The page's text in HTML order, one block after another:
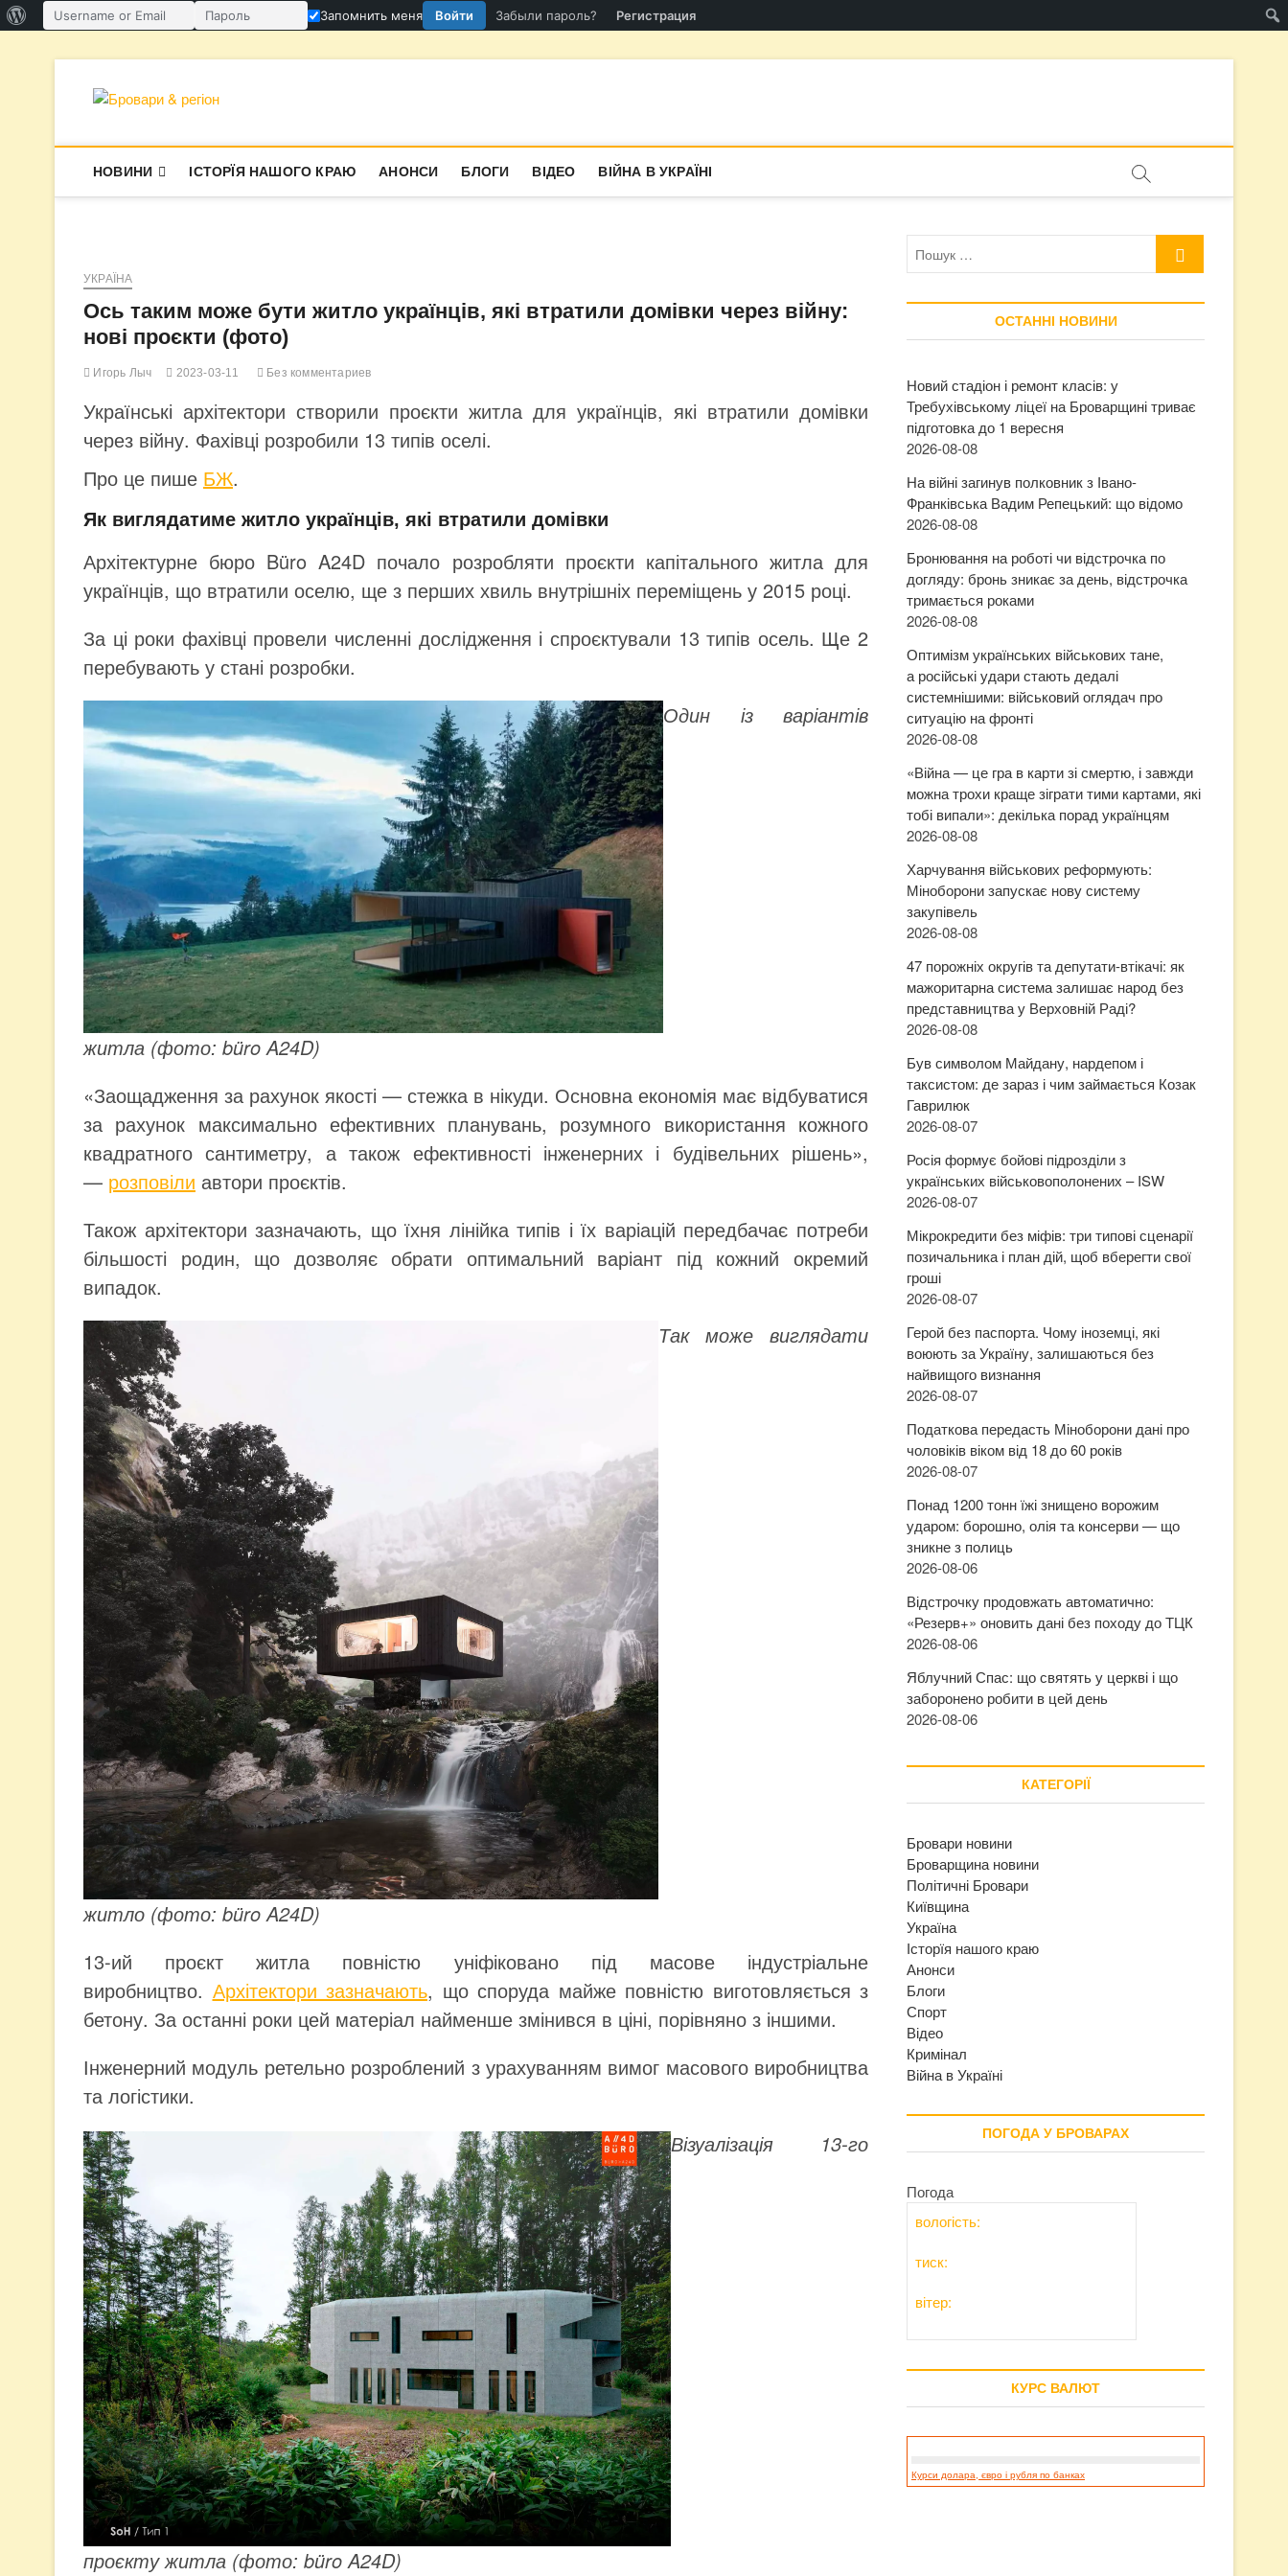
Имя пользователя или email
Пароль
Запомнить меня Войти Забыли пароль? Регистрация
содержимому
НОВИНИ ІСТОРЇЯ НАШОГО КРАЮ АНОНСИ БЛОГИ ВІДЕО ВІЙНА В УКРАЇНІ
УКРАЇНА
Ось таким може бути житло українців, які втратили домівки через війну:
нові проєкти (фото)
Игорь Лыч 2023-03-11 Без комментариев
Українські архітектори створили проєкти житла для українців, які втратили домівки
через війну. Фахівці розробили 13 типів оселі.
Про це пише БЖ.
Як виглядатиме житло українців, які втратили домівки
Архітектурне бюро Büro A24D почало розробляти проєкти капітального житла для
українців, що втратили оселю, ще з перших хвиль внутрішніх переміщень у 2015 році.
За ці роки фахівці провели численні дослідження і спроєктували 13 типів осель. Ще 2
перебувають у стані розробки.
Один із варіантів
житла (фото: büro A24D)
«Заощадження за рахунок якості — стежка в нікуди. Основна економія має відбуватися
за рахунок максимально ефективних планувань, розумного використання кожного
квадратного сантиметру, а також ефективності інженерних і будівельних рішень»,
— розповіли автори проєктів.
Також архітектори зазначають, що їхня лінійка типів і їх варіацій передбачає потреби
більшості родин, що дозволяє обрати оптимальний варіант під кожний окремий
випадок.
Так може виглядати
житло (фото: büro A24D)
13-ий проєкт житла повністю уніфіковано під масове індустріальне
виробництво. Архітектори зазначають, що споруда майже повністю виготовляється з
бетону. За останні роки цей матеріал найменше змінився в ціні, порівняно з іншими.
Інженерний модуль ретельно розроблений з урахуванням вимог масового виробництва
та логістики.
Візуалізація 13-го
проєкту житла (фото: büro A24D)
ОСТАННІ НОВИНИ
Новий стадіон і ремонт класів: у
Требухівському ліцеї на Броварщині триває
підготовка до 1 вересня
2026-08-08
На війні загинув полковник з Івано-
Франківська Вадим Репецький: що відомо
2026-08-08
Бронювання на роботі чи відстрочка по
догляду: бронь зникає за день, відстрочка
тримається роками
2026-08-08
Оптимізм українських військових тане,
а російські удари стають дедалі
системнішими: військовий оглядач про
ситуацію на фронті
2026-08-08
«Війна — це гра в карти зі смертю, і завжди
можна трохи краще зіграти тими картами, які
тобі випали»: декілька порад українцям
2026-08-08
Харчування військових реформують:
Міноборони запускає нову систему
закупівель
2026-08-08
47 порожніх округів та депутати-втікачі: як
мажоритарна система залишає народ без
представництва у Верховній Раді?
2026-08-08
Був символом Майдану, нардепом і
таксистом: де зараз і чим займається Козак
Гаврилюк
2026-08-07
Росія формує бойові підрозділи з
українських військовополонених – ISW
2026-08-07
Мікрокредити без міфів: три типові сценарії
позичальника і план дій, щоб вберегти свої
гроші
2026-08-07
Герой без паспорта. Чому іноземці, які
воюють за Україну, залишаються без
найвищого визнання
2026-08-07
Податкова передасть Міноборони дані про
чоловіків віком від 18 до 60 років
2026-08-07
Понад 1200 тонн їжі знищено ворожим
ударом: борошно, олія та консерви — що
зникне з полиць
2026-08-06
Відстрочку продовжать автоматично:
«Резерв+» оновить дані без походу до ТЦК
2026-08-06
Яблучний Спас: що святять у церкві і що
заборонено робити в цей день
2026-08-06
КАТЕГОРІЇ
Бровари новини
Броварщина новини
Політичні Бровари
Київщина
Україна
Історїя нашого краю
Анонси
Блоги
Спорт
Відео
Кримінал
Війна в Україні
ПОГОДА У БРОВАРАХ
Погода
вологість:
тиск:
вітер:
КУРС ВАЛЮТ
Курси долара, євро і рубля по банках